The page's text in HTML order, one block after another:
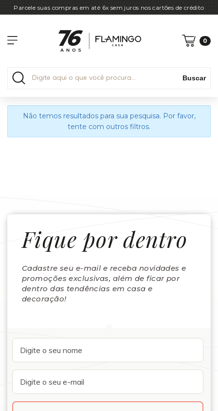
Parcele suas compras em até 6x sem juros nos cartões de crédito
0
Buscar
Não temos resultados para sua pesquisa. Por favor,
tente com outros filtros.
Fique por dentro
Cadastre seu e-mail e receba novidades e
promoções exclusivas, além de ficar por
dentro das tendências em casa e
decoração!